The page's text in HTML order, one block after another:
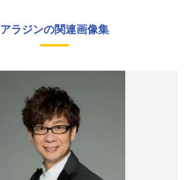
アラジンの関連画像集